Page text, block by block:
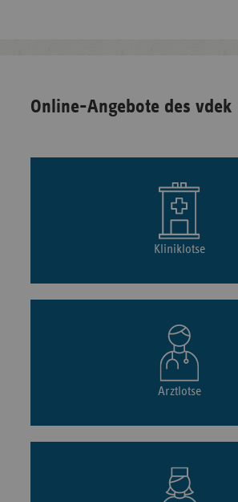
Online-Angebote des vdek
Kliniklotse
Arztlotse